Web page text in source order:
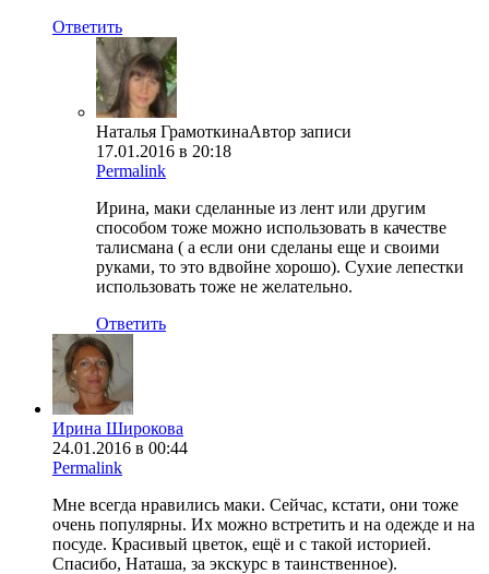
Ответить
Наталья ГрамоткинаАвтор записи
17.01.2016 в 20:18
Permalink
Ирина, маки сделанные из лент или другим
способом тоже можно использовать в качестве
талисмана ( а если они сделаны еще и своими
руками, то это вдвойне хорошо). Сухие лепестки
использовать тоже не желательно.
Ответить
Ирина Широкова
24.01.2016 в 00:44
Permalink
Мне всегда нравились маки. Сейчас, кстати, они тоже
очень популярны. Их можно встретить и на одежде и на
посуде. Красивый цветок, ещё и с такой историей.
Спасибо, Наташа, за экскурс в таинственное).